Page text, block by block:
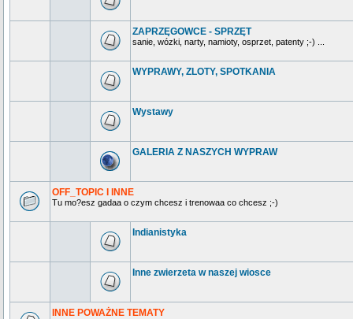
ZAPRZĘGOWCE - SPRZĘT
sanie, wózki, narty, namioty, osprzet, patenty ;-) ...
WYPRAWY, ZLOTY, SPOTKANIA
Wystawy
GALERIA Z NASZYCH WYPRAW
OFF_TOPIC I INNE
Tu mo?esz gadaa o czym chcesz i trenowaa co chcesz ;-)
Indianistyka
Inne zwierzeta w naszej wiosce
INNE POWAŻNE TEMATY